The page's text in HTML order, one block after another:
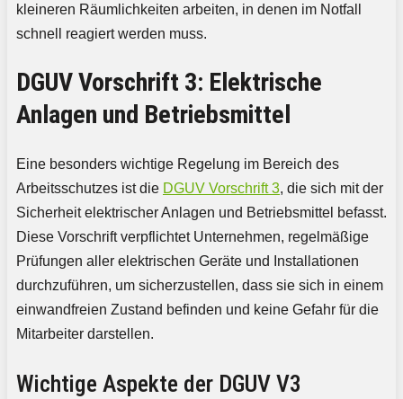
kleineren Räumlichkeiten arbeiten, in denen im Notfall
schnell reagiert werden muss.
DGUV Vorschrift 3: Elektrische
Anlagen und Betriebsmittel
Eine besonders wichtige Regelung im Bereich des
Arbeitsschutzes ist die DGUV Vorschrift 3, die sich mit der
Sicherheit elektrischer Anlagen und Betriebsmittel befasst.
Diese Vorschrift verpflichtet Unternehmen, regelmäßige
Prüfungen aller elektrischen Geräte und Installationen
durchzuführen, um sicherzustellen, dass sie sich in einem
einwandfreien Zustand befinden und keine Gefahr für die
Mitarbeiter darstellen.
Wichtige Aspekte der DGUV V3